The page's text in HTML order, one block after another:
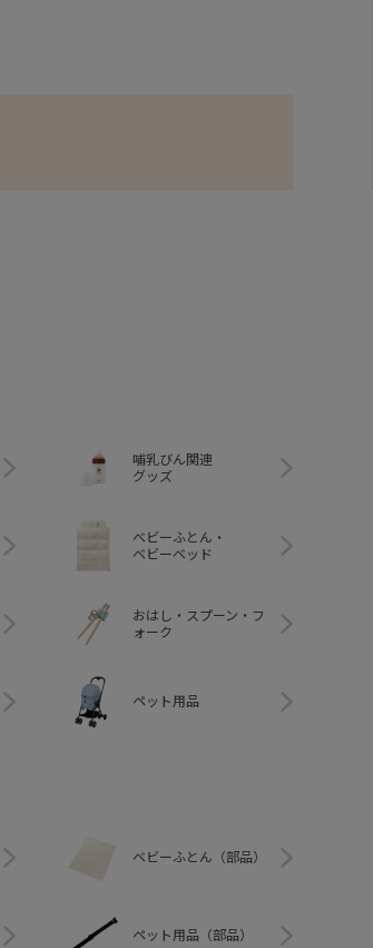
哺乳びん関連
グッズ
ベビーふとん・
ベビーベッド
おはし・スプーン・フ
ォーク
ペット用品
ベビーふとん（部品）
ペット用品（部品）